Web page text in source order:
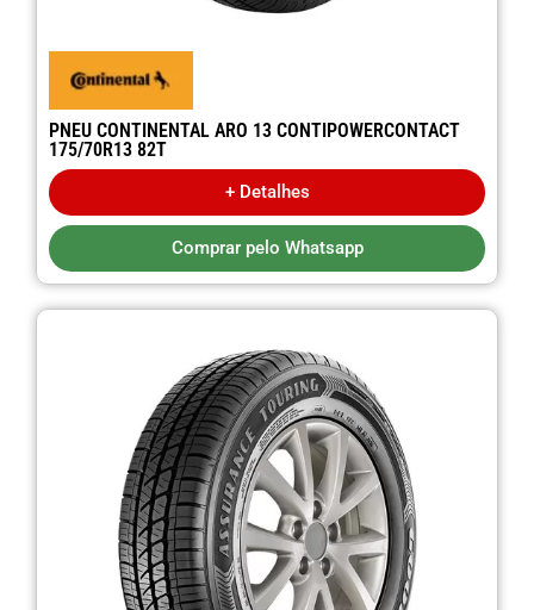
PNEU CONTINENTAL ARO 13 CONTIPOWERCONTACT
175/70R13 82T
+ Detalhes
Comprar pelo Whatsapp